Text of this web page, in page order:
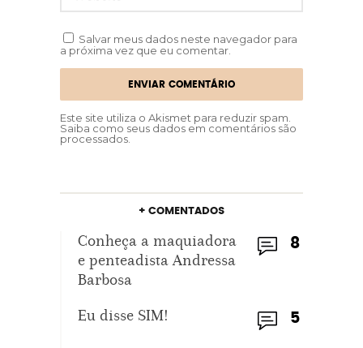
Salvar meus dados neste navegador para
a próxima vez que eu comentar.
Este site utiliza o Akismet para reduzir spam.
Saiba como seus dados em comentários são
processados
+ COMENTADOS
8
Conheça a maquiadora
e penteadista Andressa
Barbosa
5
Eu disse SIM!